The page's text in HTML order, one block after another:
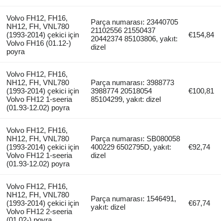
Volvo FH12, FH16,
NH12, FH, VNL780
(1993-2014) çekici için
Volvo FH16 (01.12-)
poyra
Parça numarası: 23440705
21102556 21550437
20442374 85103806, yakıt:
dizel
€154,84
Volvo FH12, FH16,
NH12, FH, VNL780
(1993-2014) çekici için
Volvo FH12 1-seeria
(01.93-12.02) poyra
Parça numarası: 3988773
3988774 20518054
85104299, yakıt: dizel
€100,81
Volvo FH12, FH16,
NH12, FH, VNL780
(1993-2014) çekici için
Volvo FH12 1-seeria
(01.93-12.02) poyra
Parça numarası: SB080058
400229 6502795D, yakıt:
dizel
€92,74
Volvo FH12, FH16,
NH12, FH, VNL780
(1993-2014) çekici için
Volvo FH12 2-seeria
Parça numarası: 1546491,
yakıt: dizel
€67,74